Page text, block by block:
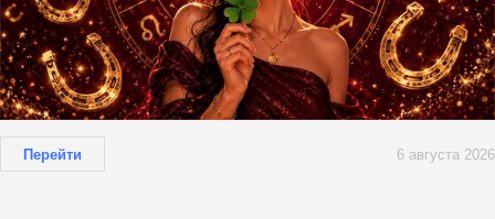
Перейти 6 августа 2026